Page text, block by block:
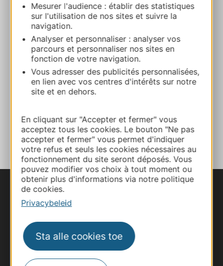
Mesurer l'audience : établir des statistiques
sur l'utilisation de nos sites et suivre la
navigation.
Analyser et personnaliser : analyser vos
parcours et personnaliser nos sites en
fonction de votre navigation.
Vous adresser des publicités personnalisées,
en lien avec vos centres d'intérêts sur notre
site et en dehors.
En cliquant sur "Accepter et fermer" vous
acceptez tous les cookies. Le bouton "Ne pas
accepter et fermer" vous permet d'indiquer
votre refus et seuls les cookies nécessaires au
fonctionnement du site seront déposés. Vous
pouvez modifier vos choix à tout moment ou
obtenir plus d'informations via notre politique
de cookies.
Privacybeleid
Sta alle cookies toe
04 67 30 03 69
E-mail
Facebook
TOEVOEGEN
AAN NOTITIEBOEKJE